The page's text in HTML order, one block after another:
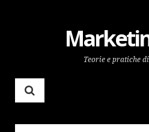
Teorie e pratiche